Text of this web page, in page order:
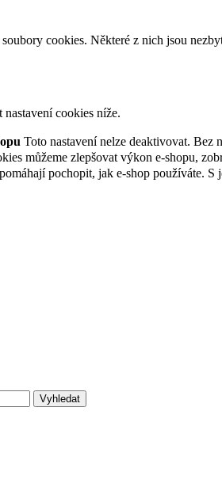
cookies. Některé z nich jsou
cookies níže.
Toto nastavení nelze deaktivovat. Bez
můžeme zlepšovat výkon e-shopu,
pochopit, jak e-shop používáte. S
Vyhledat